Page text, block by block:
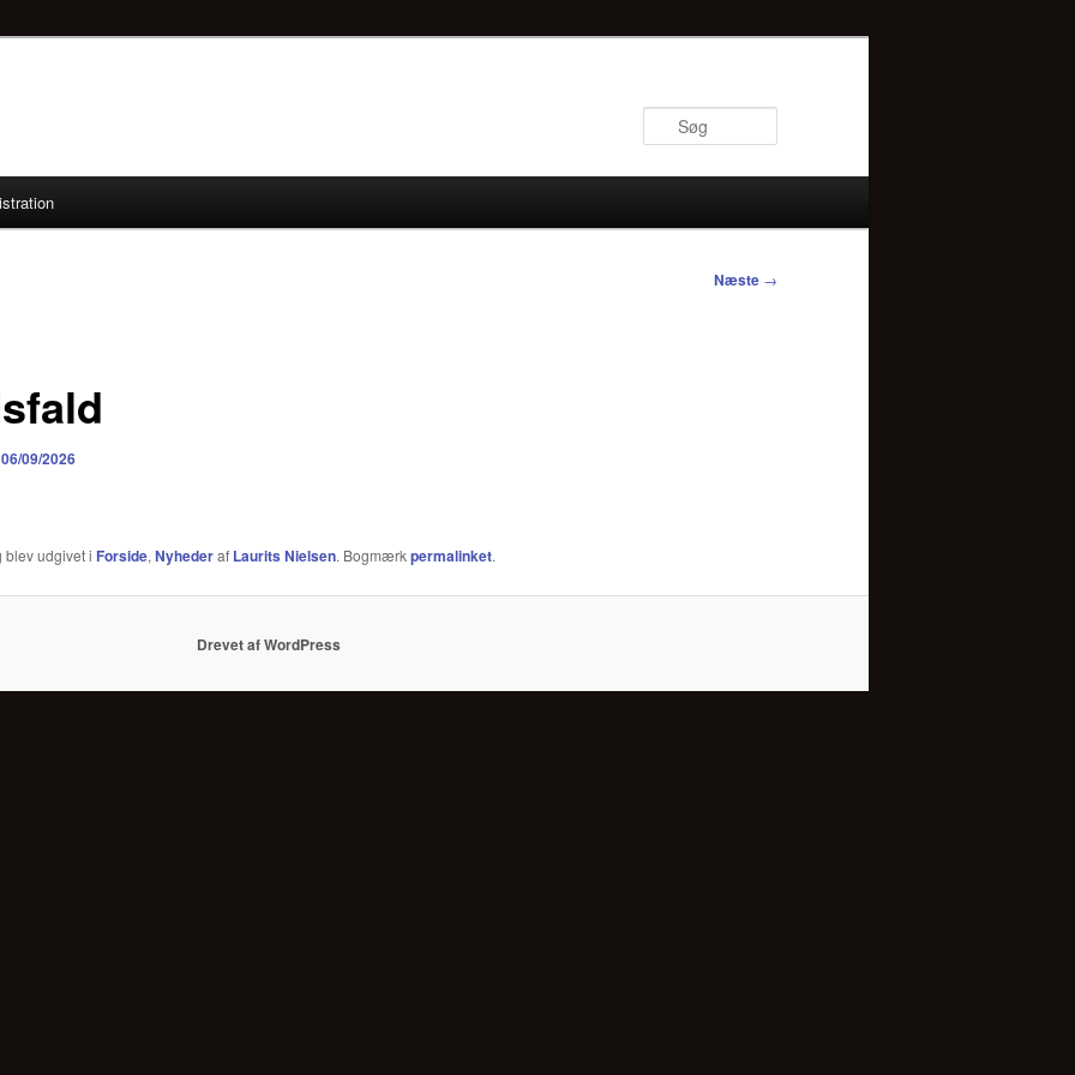
Næste →
06/09/2026
udgivet i Forside, Nyhederaf Laurits Nielsen. Bogmærkpermalinket.
Drevet af WordPress